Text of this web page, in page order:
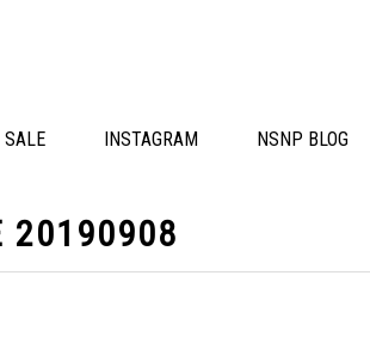
SALE INSTAGRAM NSNP BLOG
20190908